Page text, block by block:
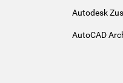
Autodesk
AutoCAD